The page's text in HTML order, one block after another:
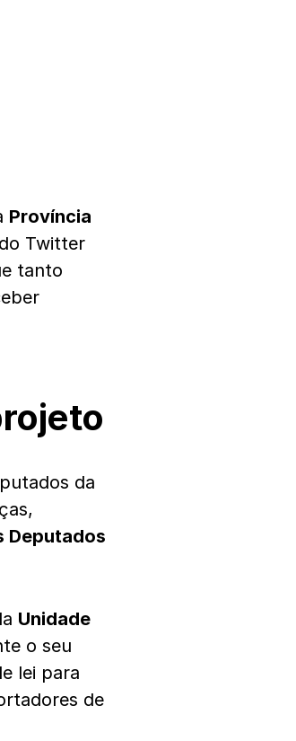
Província
Twitter
tanto
da
Deputados
Unidade
o seu
lei para
de